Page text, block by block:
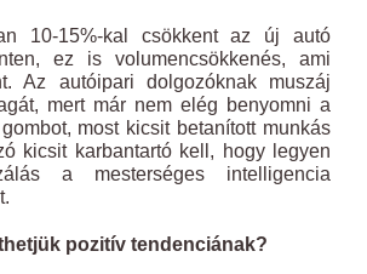
10-15%-kal csökkent az új autó
ez is volumencsökkenés, ami
Az autóipari dolgozóknak muszáj
mert már nem elég benyomni a
most kicsit betanított munkás
kicsit karbantartó kell, hogy legyen
a mesterséges intelligencia
pozitív tendenciának?